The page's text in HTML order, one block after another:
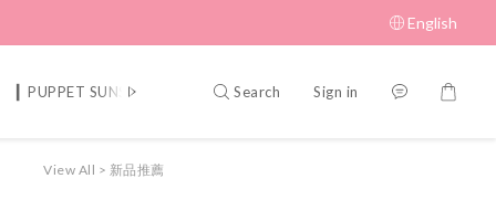
English
▎PUPPET SUNSUN 帕比順順 ▎MUFFIN CORNER 瑪芬角落
Search Sign in
View All > 新品推薦